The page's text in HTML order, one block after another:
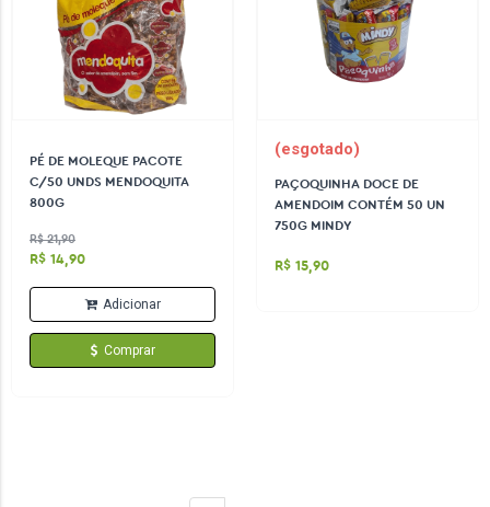
PÉ DE MOLEQUE PACOTE
C/50 UNDS MENDOQUITA
800G
R$ 21,90
R$ 14,90
Adicionar
Comprar
(esgotado)
PAÇOQUINHA DOCE DE
AMENDOIM CONTÉM 50 UN
750G MINDY
R$ 15,90